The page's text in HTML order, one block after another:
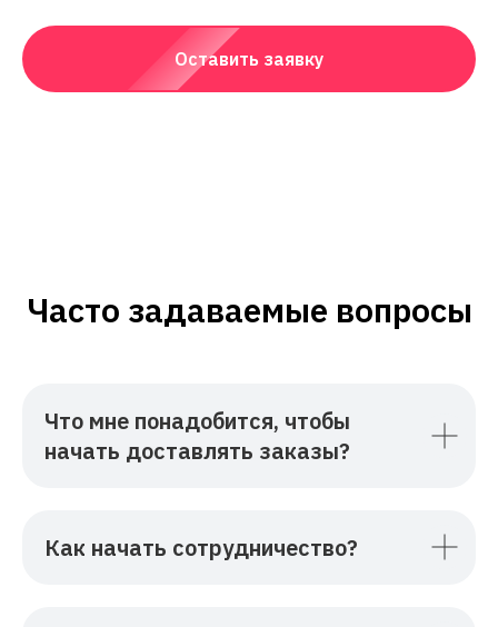
Оставить заявку
Часто задаваемые вопросы
Что мне понадобится, чтобы
начать доставлять заказы?
Как начать сотрудничество?